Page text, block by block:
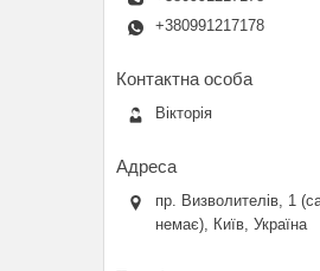
+380991217178
Вікторія
пр. Визволителів, 1
немає), Київ, Україна